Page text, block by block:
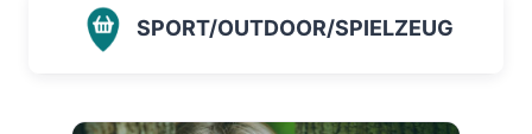
SPORT/OUTDOOR/SPIELZEUG